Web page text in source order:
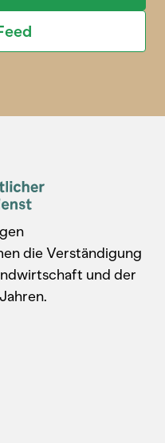
die Verständigung
und der